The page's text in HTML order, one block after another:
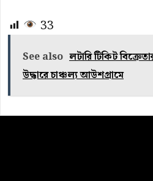
33
See also লটারি টিকিট
উদ্ধারে চাঞ্চল্য আউশগ্রামে